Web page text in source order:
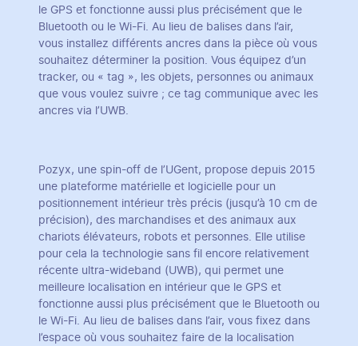
le GPS et fonctionne aussi plus précisément que le
Bluetooth ou le Wi-Fi. Au lieu de balises dans l’air,
vous installez différents ancres dans la pièce où vous
souhaitez déterminer la position. Vous équipez d’un
tracker, ou « tag », les objets, personnes ou animaux
que vous voulez suivre ; ce tag communique avec les
ancres via l’UWB.
Pozyx, une spin-off de l’UGent, propose depuis 2015
une plateforme matérielle et logicielle pour un
positionnement intérieur très précis (jusqu’à 10 cm de
précision), des marchandises et des animaux aux
chariots élévateurs, robots et personnes. Elle utilise
pour cela la technologie sans fil encore relativement
récente ultra-wideband (UWB), qui permet une
meilleure localisation en intérieur que le GPS et
fonctionne aussi plus précisément que le Bluetooth ou
le Wi-Fi. Au lieu de balises dans l’air, vous fixez dans
l’espace où vous souhaitez faire de la localisation